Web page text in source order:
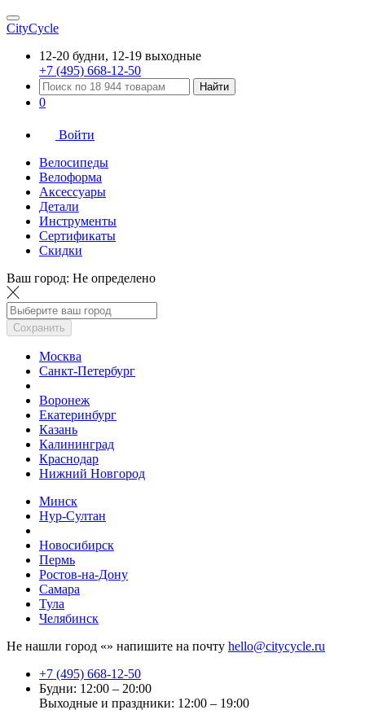
CityCycle
12-20 будни, 12-19 выходные
+7 (495) 668-12-50
Найти
0
Войти
Велосипеды
Велоформа
Аксессуары
Детали
Инструменты
Сертификаты
Скидки
Ваш город: Не определено
Сохранить
Москва
Санкт-Петербург
Воронеж
Екатеринбург
Казань
Калининград
Краснодар
Нижний Новгород
Минск
Нур-Султан
Новосибирск
Пермь
Ростов-на-Дону
Самара
Тула
Челябинск
Не нашли город «» напишите на почту hello@citycycle.ru
+7 (495) 668-12-50
Будни: 12:00 – 20:00
Выходные и праздники: 12:00 – 19:00